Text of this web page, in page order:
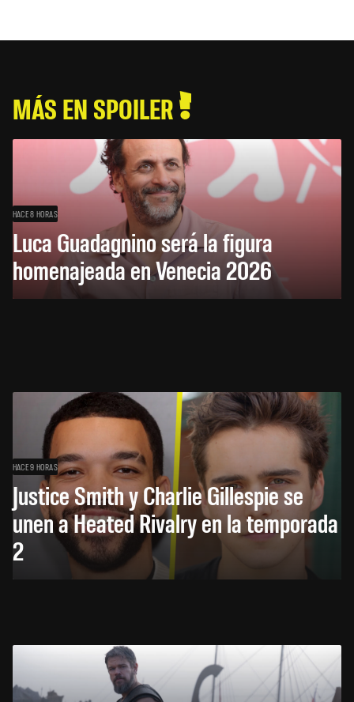
MÁS EN SPOILER
HACE 8 HORAS
Luca Guadagnino será la figura
homenajeada en Venecia 2026
HACE 9 HORAS
Justice Smith y Charlie Gillespie se
unen a Heated Rivalry en la temporada
2